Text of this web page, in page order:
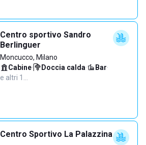
Centro sportivo Sandro
Berlinguer
Moncucco, Milano
Cabine· Doccia calda· Bar·
e altri 1…
Centro Sportivo La Palazzina